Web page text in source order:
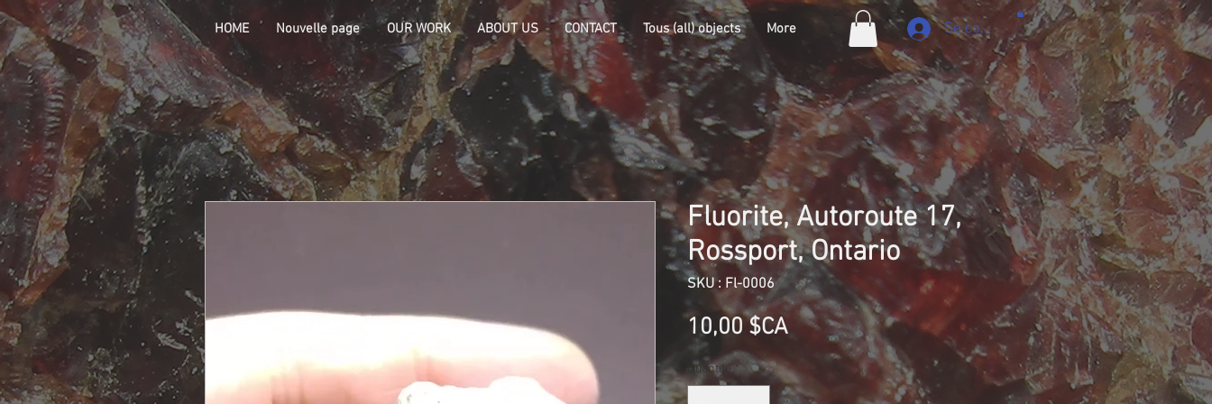
HOME Nouvelle page OUR WORK ABOUT US CONTACT Tous (all) objects More Se connecter
Fluorite, Autoroute 17,
Rossport, Ontario
SKU : Fl-0006
10,00 $CAPrix
Quantité *